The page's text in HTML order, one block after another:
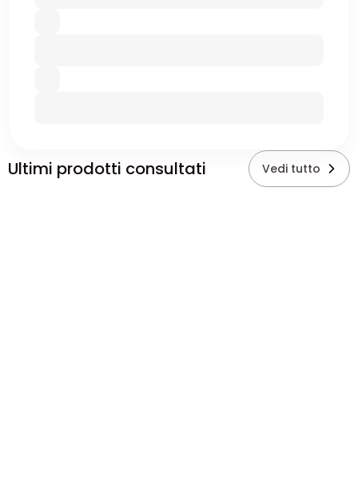
Ultimi prodotti consultati Vedi tutto